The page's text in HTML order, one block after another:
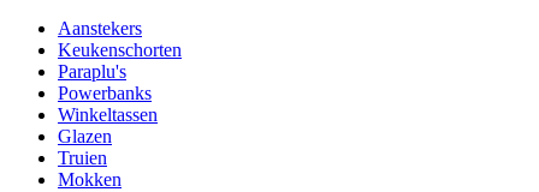
Aanstekers
Keukenschorten
Paraplu's
Powerbanks
Winkeltassen
Glazen
Truien
Mokken